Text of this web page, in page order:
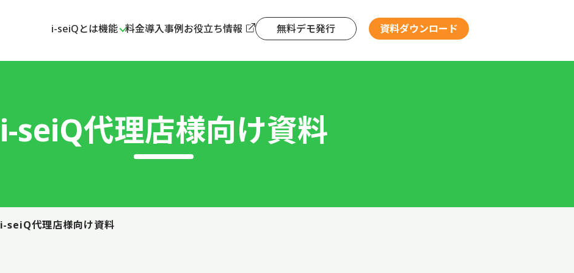
i-seiQとは機能 料金導入事例お役立ち情報 無料デモ発行 資料ダウンロード
i-seiQ代理店様向け資料
i-seiQ代理店様向け資料